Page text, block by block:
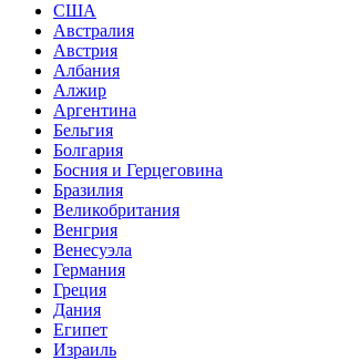
США
Австралия
Австрия
Албания
Алжир
Аргентина
Бельгия
Болгария
Босния и Герцеговина
Бразилия
Великобритания
Венгрия
Венесуэла
Германия
Греция
Дания
Египет
Израиль